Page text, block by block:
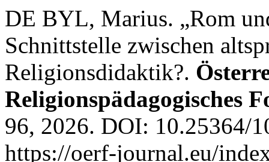
DE BYL, Marius. „Rom
Schnittstelle zwischen
Religionsdidaktik?.
Religionspädagogisches
96, 2026. DOI: 10.25364/
https://oerf-journal.eu/